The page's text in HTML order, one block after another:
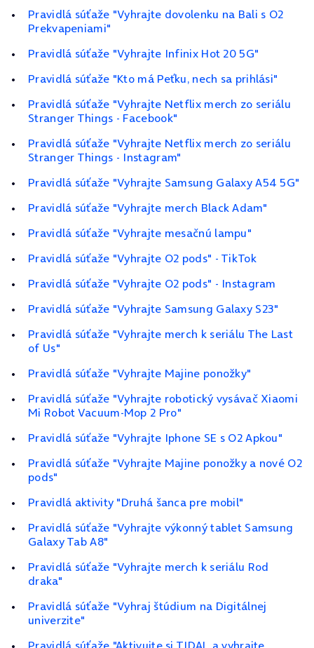
Pravidlá súťaže "Vyhrajte dovolenku na Bali s O2
Prekvapeniami"
Pravidlá súťaže "Vyhrajte Infinix Hot 20 5G"
Pravidlá súťaže "Kto má Peťku, nech sa prihlási"
Pravidlá súťaže "Vyhrajte Netflix merch zo seriálu
Stranger Things - Facebook"
Pravidlá súťaže "Vyhrajte Netflix merch zo seriálu
Stranger Things - Instagram"
Pravidlá súťaže "Vyhrajte Samsung Galaxy A54 5G"
Pravidlá súťaže "Vyhrajte merch Black Adam"
Pravidlá súťaže "Vyhrajte mesačnú lampu"
Pravidlá súťaže "Vyhrajte O2 pods" - TikTok
Pravidlá súťaže "Vyhrajte O2 pods" - Instagram
Pravidlá súťaže "Vyhrajte Samsung Galaxy S23"
Pravidlá súťaže "Vyhrajte merch k seriálu The Last
of Us"
Pravidlá súťaže "Vyhrajte Majine ponožky"
Pravidlá súťaže "Vyhrajte robotický vysávač Xiaomi
Mi Robot Vacuum‑Mop 2 Pro"
Pravidlá súťaže "Vyhrajte Iphone SE s O2 Apkou"
Pravidlá súťaže "Vyhrajte Majine ponožky a nové O2
pods"
Pravidlá aktivity "Druhá šanca pre mobil"
Pravidlá súťaže "Vyhrajte výkonný tablet Samsung
Galaxy Tab A8"
Pravidlá súťaže "Vyhrajte merch k seriálu Rod
draka"
Pravidlá súťaže "Vyhraj štúdium na Digitálnej
univerzite"